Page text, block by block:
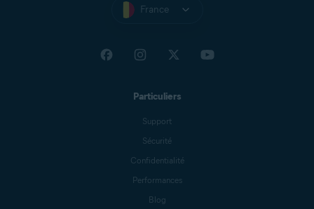
France
Particuliers
Support
Sécurité
Confidentialité
Performances
Blog